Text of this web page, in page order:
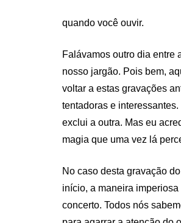
quando você ouvir.
Falávamos outro dia entre
nosso jargão. Pois bem,
voltar a estas gravações
tentadoras e
exclui a outra. Mas eu
magia que uma vez lá
No caso desta gravação
início, a maneira
concerto. Todos nós